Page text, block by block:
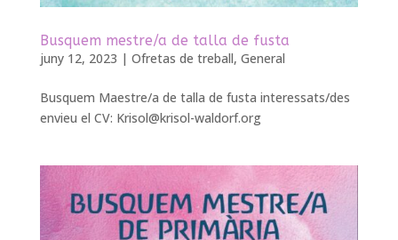
Busquem mestre/a de talla de fusta
juny 12, 2023 | Ofretas de treball, General
Busquem Maestre/a de talla de fusta interessats/des
envieu el CV: Krisol@krisol-waldorf.org